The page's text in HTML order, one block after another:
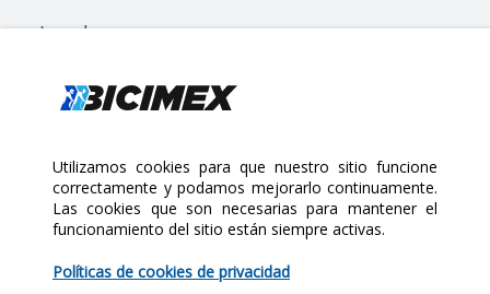
$130.00
Legal
Políticas de privacidad
Políticas de devolución
Copyright 2025 Bicimex®. All rights reserved. Today is Domingo,
Agosto 9, 2026
Utilizamos cookies para que nuestro sitio funcione
correctamente y podamos mejorarlo continuamente.
Las cookies que son necesarias para mantener el
funcionamiento del sitio están siempre activas.
Políticas de cookies de privacidad